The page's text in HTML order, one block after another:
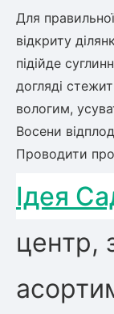
Для
відкриту
підійде
догляді
вологим,
Восени
Проводити
Ідея
центр,